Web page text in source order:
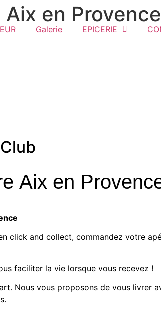
Galerie EPICERIE
en Provence
Aix en
click and collect, commandez votre
faciliter la vie lorsque vous recevez !
Nous vous proposons de vous livrer